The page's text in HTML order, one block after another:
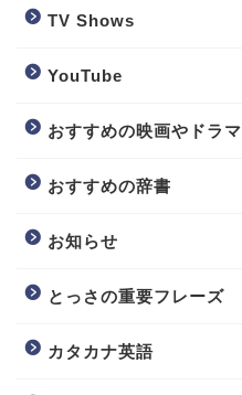
TV Shows
YouTube
おすすめの映画やドラマ
おすすめの辞書
お知らせ
とっさの重要フレーズ
カタカナ英語